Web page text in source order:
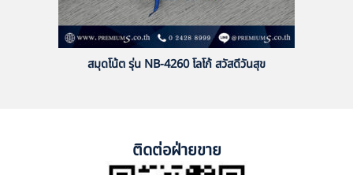
สมุดโน้ต รุ่น NB-4260 โลโก้ สวัสดีวันสุข
ติดต่อฝ่ายขาย